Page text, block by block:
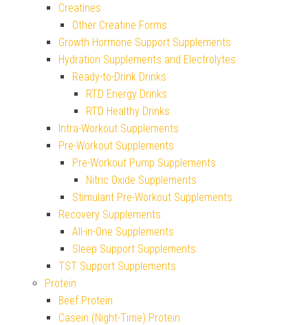
Creatines
Other Creatine Forms
Growth Hormone Support Supplements
Hydration Supplements and Electrolytes
Ready-to-Drink Drinks
RTD Energy Drinks
RTD Healthy Drinks
Intra-Workout Supplements
Pre-Workout Supplements
Pre-Workout Pump Supplements
Nitric Oxide Supplements
Stimulant Pre-Workout Supplements
Recovery Supplements
All-in-One Supplements
Sleep Support Supplements
TST Support Supplements
Protein
Beef Protein
Casein (Night-Time) Protein